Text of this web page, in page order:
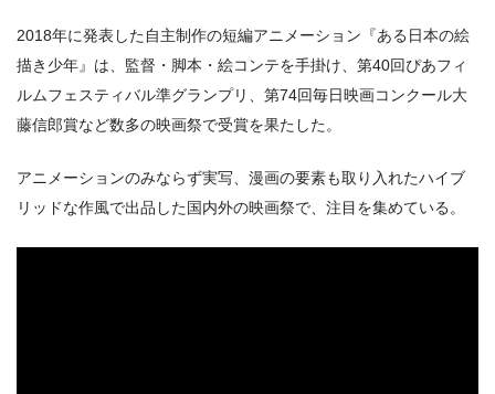
2018年に発表した自主制作の短編アニメーション『ある日本の絵
描き少年』は、監督・脚本・絵コンテを手掛け、第40回ぴあフィ
ルムフェスティバル準グランプリ、第74回毎日映画コンクール大
藤信郎賞など数多の映画祭で受賞を果たした。
アニメーションのみならず実写、漫画の要素も取り入れたハイブ
リッドな作風で出品した国内外の映画祭で、注目を集めている。